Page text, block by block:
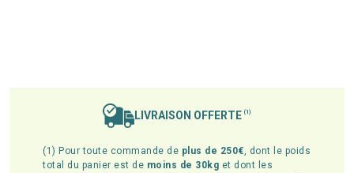
LIVRAISON OFFERTE (1)
(1) Pour toute commande de plus de 250€, dont le poids
total du panier est de moins de 30kg et dont les